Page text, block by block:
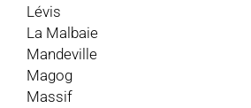
Lévis
La Malbaie
Mandeville
Magog
Massif